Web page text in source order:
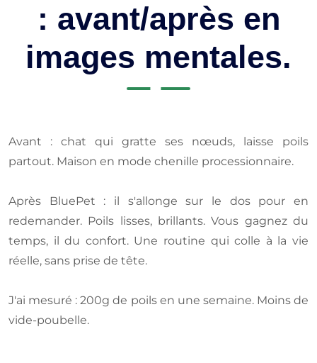
: avant/après en
images mentales.
Avant : chat qui gratte ses nœuds, laisse poils
partout. Maison en mode chenille processionnaire.
Après BluePet : il s'allonge sur le dos pour en
redemander. Poils lisses, brillants. Vous gagnez du
temps, il du confort. Une routine qui colle à la vie
réelle, sans prise de tête.
J'ai mesuré : 200g de poils en une semaine. Moins de
vide-poubelle.